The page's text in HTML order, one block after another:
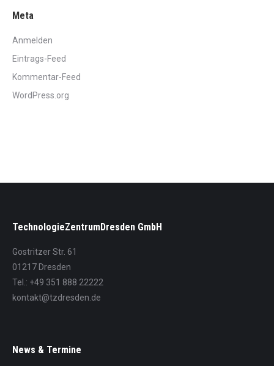
Meta
Anmelden
Eintrags-Feed
Kommentar-Feed
WordPress.org
TechnologieZentrumDresden GmbH
Gostritzer Str. 61
01217 Dresden
Tel.: +49 351 888 22222
kontakt@tzdresden.de
News & Termine